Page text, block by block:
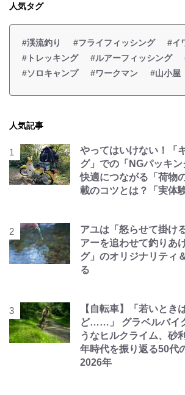
人気タグ
#渓流釣り #フライフィッシング
#イ
#トレッキング
#ルアーフィッシング
#ソロキャンプ
#ワークマン #山小屋
人気記事
やってはいけない！「
グ」での「NGパッキ
快適につながる「荷物
載のコツとは？「実体
アユは「怒らせて掛け
アーを追わせて釣りあ
グ」のオリジナリティ
る
【自転車】「若いとき
ど……」 グラベルバイ
うなヒルクライム、砂
年時代を振り返る50代
2026年